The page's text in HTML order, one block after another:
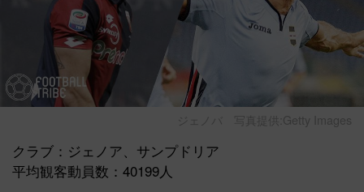
ジェノバ 写真提供:Getty Images
クラブ：ジェノア、サンプドリア
平均観客動員数：40199人